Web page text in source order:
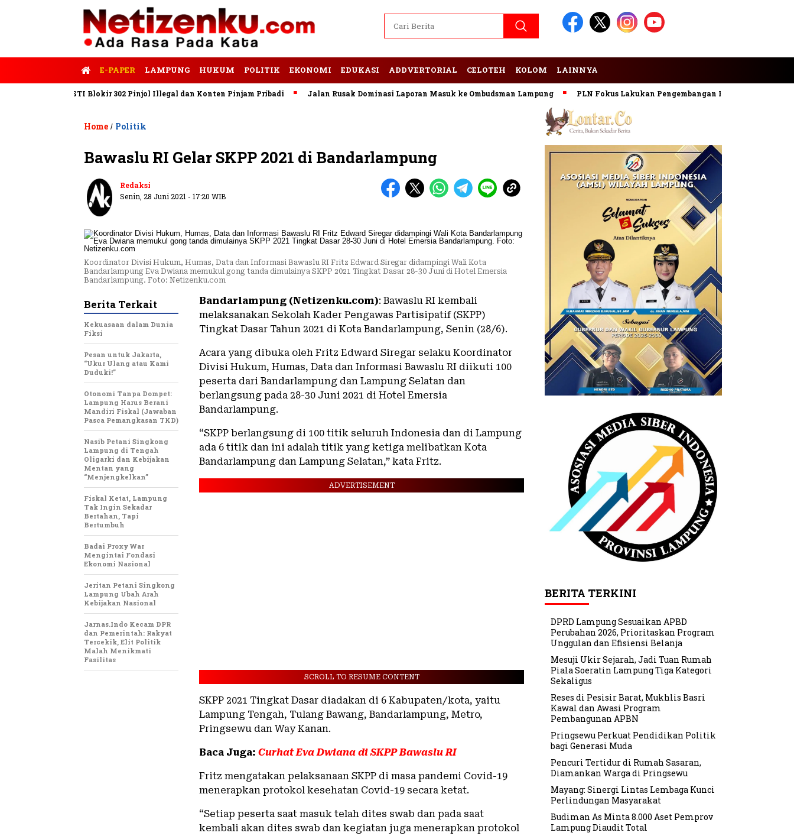
E-PAPER LAMPUNG HUKUM POLITIK EKONOMI EDUKASI ADDVERTORIAL CELOTEH KOLOM LAINNYA
Satgas PASTI Blokir 302 Pinjol Illegal dan Konten Pinjam Pribadi Jalan Rusak Dominasi Laporan Masuk ke Ombudsman Lampung PLN Fokus Lakukan Pengembangan Pembangkit EBT
Home / Politik
Bawaslu RI Gelar SKPP 2021 di Bandarlampung
Redaksi
Senin, 28 Juni 2021 - 17:20 WIB
Koordinator Divisi Hukum, Humas, Data dan Informasi Bawaslu RI Fritz Edward Siregar didampingi Wali Kota
Bandarlampung Eva Dwiana memukul gong tanda dimulainya SKPP 2021 Tingkat Dasar 28-30 Juni di Hotel Emersia
Bandarlampung. Foto: Netizenku.com
Bandarlampung (Netizenku.com): Bawaslu RI kembali
melaksanakan Sekolah Kader Pengawas Partisipatif (SKPP)
Tingkat Dasar Tahun 2021 di Kota Bandarlampung, Senin (28/6).
Acara yang dibuka oleh Fritz Edward Siregar selaku Koordinator
Divisi Hukum, Humas, Data dan Informasi Bawaslu RI diikuti 100
peserta dari Bandarlampung dan Lampung Selatan dan
berlangsung pada 28-30 Juni 2021 di Hotel Emersia
Bandarlampung.
“SKPP berlangsung di 100 titik seluruh Indonesia dan di Lampung
ada 6 titik dan ini adalah titik yang ketiga melibatkan Kota
Bandarlampung dan Lampung Selatan,” kata Fritz.
ADVERTISEMENT
SCROLL TO RESUME CONTENT
SKPP 2021 Tingkat Dasar diadakan di 6 Kabupaten/kota, yaitu
Lampung Tengah, Tulang Bawang, Bandarlampung, Metro,
Pringsewu dan Way Kanan.
Baca Juga: Curhat Eva Dwiana di SKPP Bawaslu RI
Fritz mengatakan pelaksanaan SKPP di masa pandemi Covid-19
menerapkan protokol kesehatan Covid-19 secara ketat.
“Setiap peserta saat masuk telah dites swab dan pada saat
kembali akan dites swab dan kegiatan juga menerapkan protokol
Berita Terkait
Kekuasaan dalam Dunia
Fiksi
Pesan untuk Jakarta,
“Ukur Ulang atau Kami
Duduki!”
Otonomi Tanpa Dompet:
Lampung Harus Berani
Mandiri Fiskal (Jawaban
Pasca Pemangkasan TKD)
Nasib Petani Singkong
Lampung di Tengah
Oligarki dan Kebijakan
Mentan yang
“Menjengkelkan”
Fiskal Ketat, Lampung
Tak Ingin Sekadar
Bertahan, Tapi
Bertumbuh
Badai Proxy War
Mengintai Fondasi
Ekonomi Nasional
Jeritan Petani Singkong
Lampung Ubah Arah
Kebijakan Nasional
Jarnas.Indo Kecam DPR
dan Pemerintah: Rakyat
Tercekik, Elit Politik
Malah Menikmati
Fasilitas
BERITA TERKINI
DPRD Lampung Sesuaikan APBD
Perubahan 2026, Prioritaskan Program
Unggulan dan Efisiensi Belanja
Mesuji Ukir Sejarah, Jadi Tuan Rumah
Piala Soeratin Lampung Tiga Kategori
Sekaligus
Reses di Pesisir Barat, Mukhlis Basri
Kawal dan Awasi Program
Pembangunan APBN
Pringsewu Perkuat Pendidikan Politik
bagi Generasi Muda
Pencuri Tertidur di Rumah Sasaran,
Diamankan Warga di Pringsewu
Mayang: Sinergi Lintas Lembaga Kunci
Perlindungan Masyarakat
Budiman As Minta 8.000 Aset Pemprov
Lampung Diaudit Total